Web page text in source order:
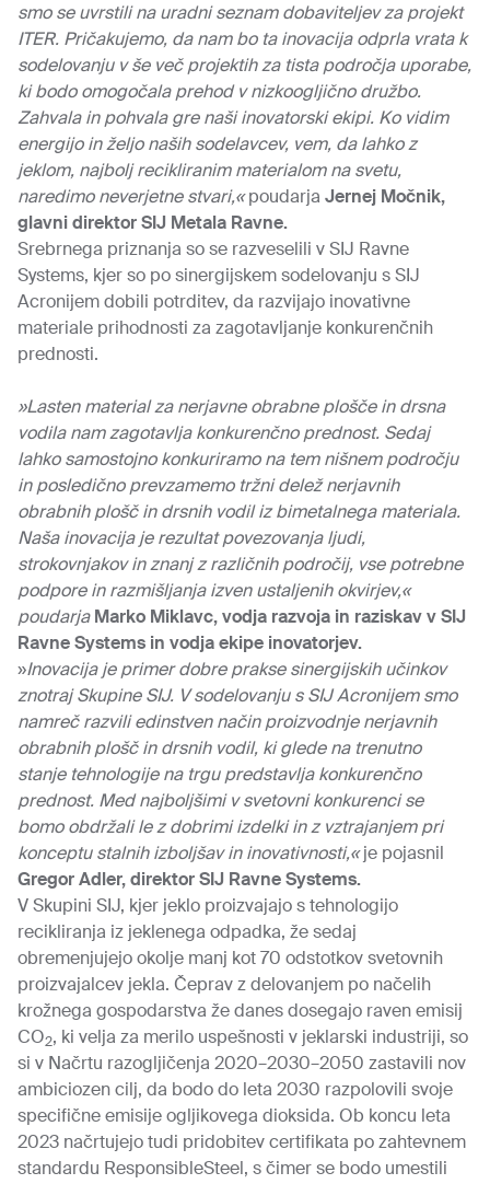
smo se uvrstili na uradni seznam dobaviteljev za projekt
ITER. Pričakujemo, da nam bo ta inovacija odprla vrata k
sodelovanju v še več projektih za tista področja uporabe,
ki bodo omogočala prehod v nizkoogljično družbo.
Zahvala in pohvala gre naši inovatorski ekipi. Ko vidim
energijo in željo naših sodelavcev, vem, da lahko z
jeklom, najbolj recikliranim materialom na svetu,
naredimo neverjetne stvari,«poudarja Jernej Močnik,
glavni direktor SIJ Metala Ravne.
Srebrnega priznanja so se razveselili v SIJ Ravne
Systems, kjer so po sinergijskem sodelovanju s SIJ
Acronijem dobili potrditev, da razvijajo inovativne
materiale prihodnosti za zagotavljanje konkurenčnih
prednosti.
»Lasten material za nerjavne obrabne plošče in drsna
vodila nam zagotavlja konkurenčno prednost. Sedaj
lahko samostojno konkuriramo na tem nišnem področju
in posledično prevzamemo tržni delež nerjavnih
obrabnih plošč in drsnih vodil iz bimetalnega materiala.
Naša inovacija je rezultat povezovanja ljudi,
strokovnjakov in znanj z različnih področij, vse potrebne
podpore in razmišljanja izven ustaljenih okvirjev,«
poudarjaMarko Miklavc, vodja razvoja in raziskav v SIJ
Ravne Systems in vodja ekipe inovatorjev.
»Inovacija je primer dobre prakse sinergijskih učinkov
znotraj Skupine SIJ. V sodelovanju s SIJ Acronijem smo
namreč razvili edinstven način proizvodnje nerjavnih
obrabnih plošč in drsnih vodil, ki glede na trenutno
stanje tehnologije na trgu predstavlja konkurenčno
prednost. Med najboljšimi v svetovni konkurenci se
bomo obdržali le z dobrimi izdelki in z vztrajanjem pri
konceptu stalnih izboljšav in inovativnosti,«je pojasnil
Gregor Adler, direktor SIJ Ravne Systems.
V Skupini SIJ, kjer jeklo proizvajajo s tehnologijo
recikliranja iz jeklenega odpadka, že sedaj
obremenjujejo okolje manj kot 70 odstotkov svetovnih
proizvajalcev jekla. Čeprav z delovanjem po načelih
krožnega gospodarstva že danes dosegajo raven emisij
CO2, ki velja za merilo uspešnosti v jeklarski industriji, so
si v Načrtu razogljičenja 2020–2030–2050 zastavili nov
ambiciozen cilj, da bodo do leta 2030 razpolovili svoje
specifične emisije ogljikovega dioksida. Ob koncu leta
2023 načrtujejo tudi pridobitev certifikata po zahtevnem
standardu ResponsibleSteel, s čimer se bodo umestili